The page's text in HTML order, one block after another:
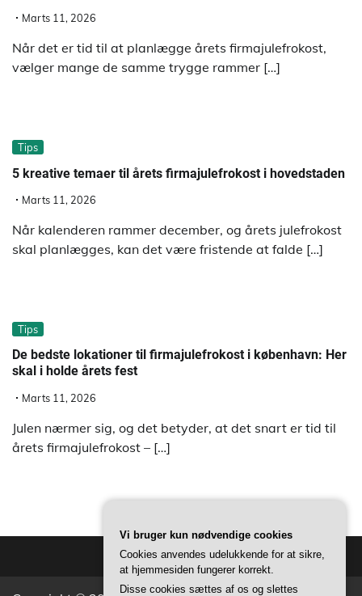
Marts 11, 2026
Når det er tid til at planlægge årets firmajulefrokost,
vælger mange de samme trygge rammer […]
Tips
5 kreative temaer til årets firmajulefrokost i hovedstaden
Marts 11, 2026
Når kalenderen rammer december, og årets julefrokost
skal planlægges, kan det være fristende at falde […]
Tips
De bedste lokationer til firmajulefrokost i københavn: Her
skal i holde årets fest
Marts 11, 2026
Julen nærmer sig, og det betyder, at det snart er tid til
årets firmajulefrokost – […]
Vi bruger kun nødvendige cookies
Cookies anvendes udelukkende for at sikre,
at hjemmesiden fungerer korrekt.
Disse cookies sættes af os og slettes